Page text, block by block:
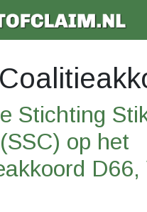
Stichting
op het
D66,